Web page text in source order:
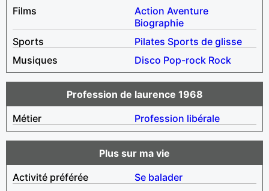
Films
Action Aventure
Biographie
Sports
Pilates Sports de glisse
Musiques
Disco Pop-rock Rock
Profession de laurence 1968
Métier
Profession libérale
Plus sur ma vie
Activité préférée
Se balader